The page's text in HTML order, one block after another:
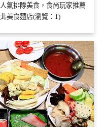
氣排隊美食，食尚玩家推薦
美食麵店(瀏覽：1)